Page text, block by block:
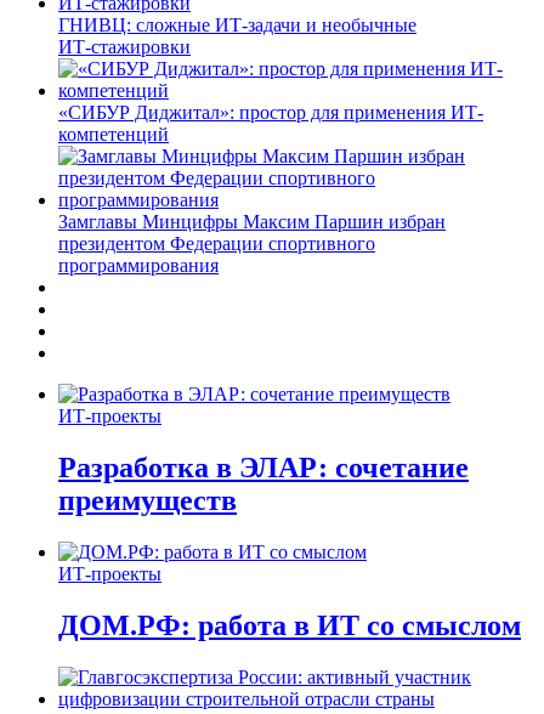
ГНИВЦ: сложные ИТ‑задачи и необычные
ИТ‑стажировки
«СИБУР Диджитал»: простор для применения ИТ-
компетенций
Замглавы Минцифры Максим Паршин избран
президентом Федерации спортивного
программирования
ИТ-проекты
Разработка в ЭЛАР: сочетание
преимуществ
ИТ-проекты
ДОМ.РФ: работа в ИТ со смыслом